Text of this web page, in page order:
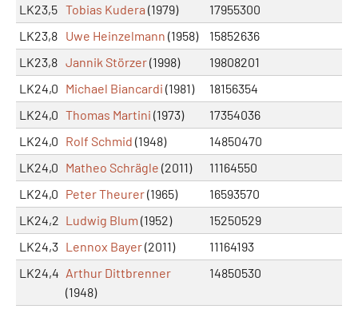
LK23,5 Tobias Kudera (1979)
17955300
LK23,8 Uwe Heinzelmann (1958)
15852636
LK23,8 Jannik Störzer(1998)
19808201
LK24,0 Michael Biancardi (1981)
18156354
LK24,0 Thomas Martini (1973)
17354036
LK24,0 Rolf Schmid (1948)
14850470
LK24,0 Matheo Schrägle (2011)
11164550
LK24,0 Peter Theurer(1965)
16593570
LK24,2 Ludwig Blum (1952)
15250529
LK24,3 Lennox Bayer(2011)
11164193
LK24,4 Arthur Dittbrenner
(1948)
14850530